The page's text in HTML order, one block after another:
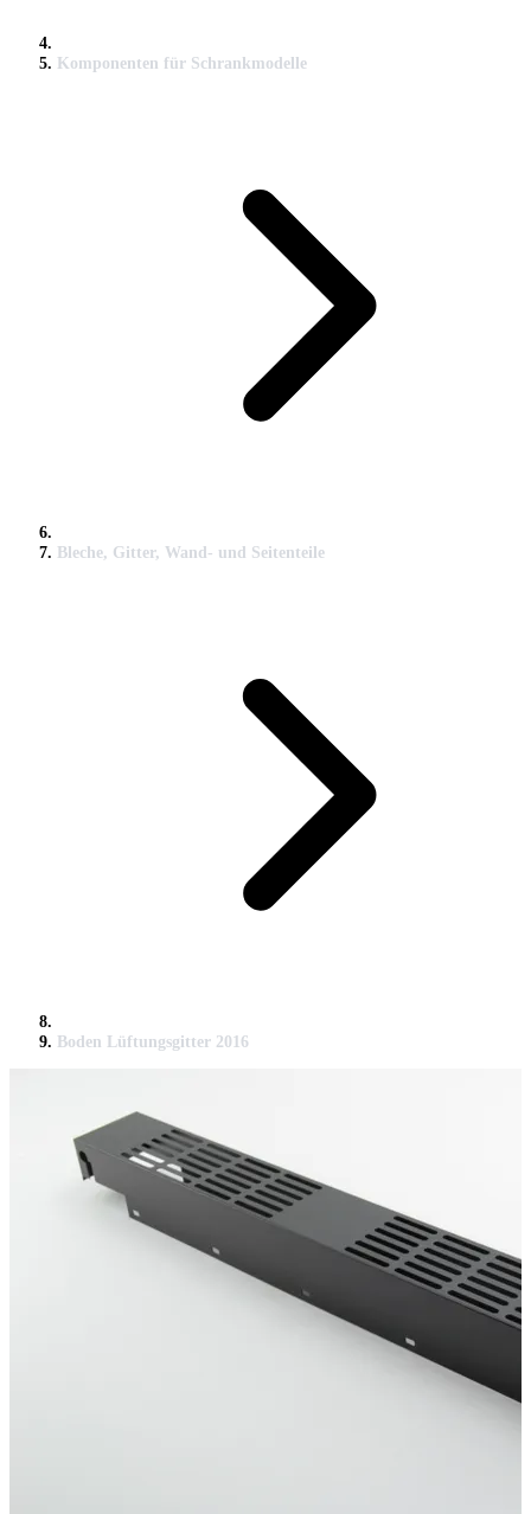
Komponenten für Schrankmodelle
Bleche, Gitter, Wand- und Seitenteile
Boden Lüftungsgitter 2016